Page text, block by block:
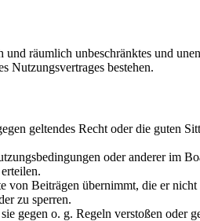
räumlich unbeschränktes und
Nutzungsvertrages bestehen.
geltendes Recht oder die guten
oder anderer im
Beiträgen übernimmt, die er
zu sperren.
gegen o. g. Regeln verstoßen oder